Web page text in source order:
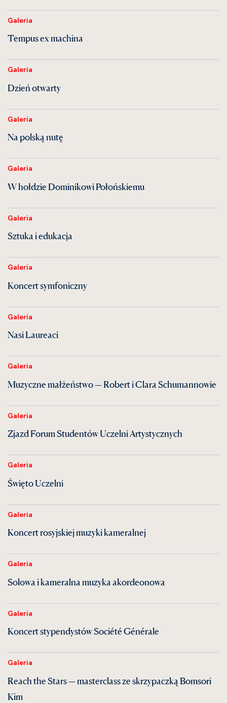
Galeria
Tempus ex machina
Galeria
Dzień otwarty
Galeria
Na polską nutę
Galeria
W hołdzie Dominikowi Połońskiemu
Galeria
Sztuka i edukacja
Galeria
Koncert symfoniczny
Galeria
Nasi Laureaci
Galeria
Muzyczne małżeństwo — Robert i Clara Schumannowie
Galeria
Zjazd Forum Studentów Uczelni Artystycznych
Galeria
Święto Uczelni
Galeria
Koncert rosyjskiej muzyki kameralnej
Galeria
Solowa i kameralna muzyka akordeonowa
Galeria
Koncert stypendystów Société Générale
Galeria
Reach the Stars — masterclass ze skrzypaczką Bomsori
Kim